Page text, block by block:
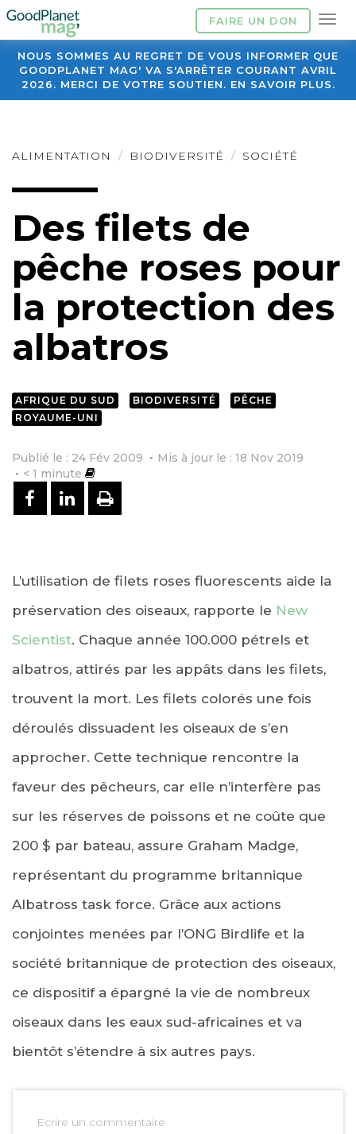
FAIRE UN DON
NOUS SOMMES AU REGRET DE VOUS INFORMER QUE
GOODPLANET MAG' VA S'ARRÊTER COURANT AVRIL
2026. MERCI DE VOTRE SOUTIEN. EN SAVOIR PLUS.
ALIMENTATION BIODIVERSITÉ SOCIÉTÉ
Des filets de
pêche roses pour
la protection des
albatros
AFRIQUE DU SUD BIODIVERSITÉ
PÊCHE
ROYAUME-UNI
Publié le : 24 Fév 2009
Mis à jour le : 18 Nov 2019
< 1 minute
PARTAGER SUR FACEBOOK
PARTAGER SUR LINKEDIN
IMPRIMER
L’utilisation de filets roses fluorescents aide la
préservation des oiseaux, rapporte le New
Scientist. Chaque année 100.000 pétrels et
albatros, attirés par les appâts dans les filets,
trouvent la mort. Les filets colorés une fois
déroulés dissuadent les oiseaux de s’en
approcher. Cette technique rencontre la
faveur des pêcheurs, car elle n’interfère pas
sur les réserves de poissons et ne coûte que
200 $ par bateau, assure Graham Madge,
représentant du programme britannique
Albatross task force. Grâce aux actions
conjointes menées par l’ONG Birdlife et la
société britannique de protection des oiseaux,
ce dispositif a épargné la vie de nombreux
oiseaux dans les eaux sud-africaines et va
bientôt s’étendre à six autres pays.
Ecrire un commentaire